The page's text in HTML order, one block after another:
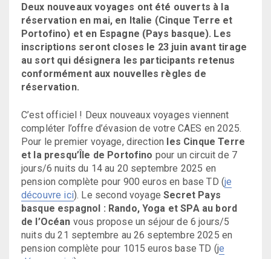
Deux nouveaux voyages ont été ouverts à la
réservation en mai, en Italie (Cinque Terre et
Portofino) et en Espagne (Pays basque). Les
inscriptions seront closes le 23 juin avant tirage
au sort qui désignera les participants retenus
conformément aux nouvelles règles de
réservation.
C’est officiel ! Deux nouveaux voyages viennent
compléter l’offre d’évasion de votre CAES en 2025.
Pour le premier voyage, direction les Cinque Terre
et la presqu’Île de Portofino pour un circuit de 7
jours/6 nuits du 14 au 20 septembre 2025 en
pension complète pour 900 euros en base TD (je
découvre ici). Le second voyageSecret Pays
basque espagnol : Rando, Yoga et SPA au bord
de l’Océan vous propose un séjour de 6 jours/5
nuits du 21 septembre au 26 septembre 2025 en
pension complète pour 1015 euros base TD (je